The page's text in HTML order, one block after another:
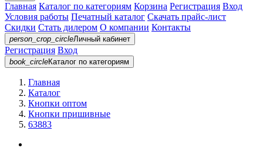
Главная Каталог по категориям Корзина Регистрация Вход
Условия работы Печатный каталог Скачать прайс-лист
Скидки Стать дилером О компании Контакты
person_crop_circleЛичный кабинет
Регистрация Вход
book_circleКаталог по категориям
Главная
Каталог
Кнопки оптом
Кнопки пришивные
63883